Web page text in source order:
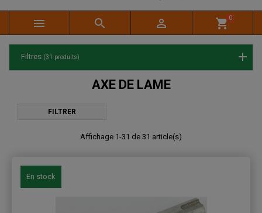
   shopping_cart0
Filtres (31 produits)
AXE DE LAME
FILTRER
Affichage 1-31 de 31 article(s)
En stock